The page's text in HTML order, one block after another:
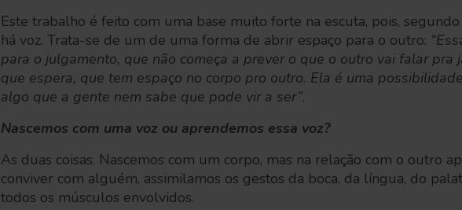
Este trabalho é feito com uma base muito forte na escuta, pois, segundo
há voz. Trata-se de um de uma forma de abrir espaço para o outro:
para o julgamento, que não começa a prever o que o outro vai falar pra
que espera, que tem espaço no corpo pro outro. Ela é uma
algo que a gente nem sabe que pode vir a ser”.
Nascemos com uma voz ou aprendemos essa voz?
As duas coisas. Nascemos com um corpo, mas na relação com o outro
conviver com alguém, assimilamos os gestos da boca, da língua, do
todos os músculos envolvidos.